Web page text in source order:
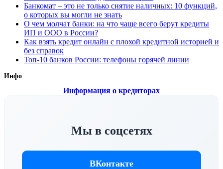
Банкомат – это не только снятие наличных: 10 функций,
о которых вы могли не знать
О чем молчат банки: на что чаще всего берут кредиты
ИП и ООО в России?
Как взять кредит онлайн с плохой кредитной историей и
без справок
Топ-10 банков России: телефоны горячей линии
Инфо
Информация о кредиторах
Мы в соцсетях
ВКонтакте